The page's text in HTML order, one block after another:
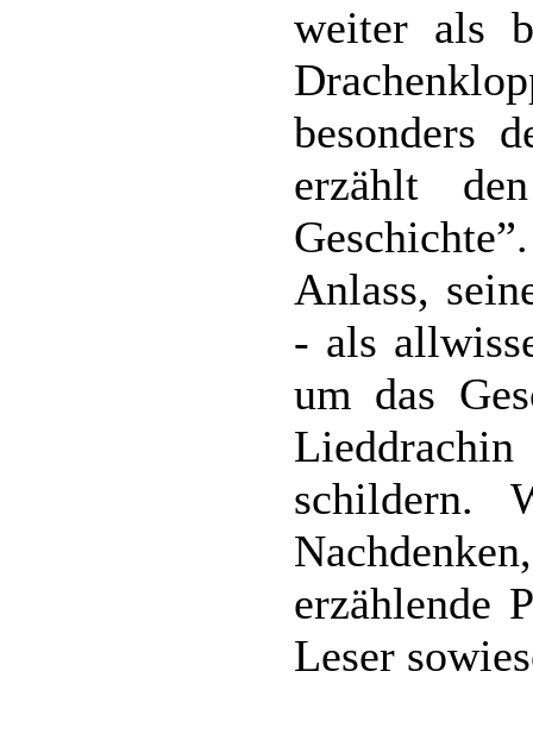
weiter als
besonders
erzählt
Anlass,
- als
um das
schildern.
erzählende
Leser